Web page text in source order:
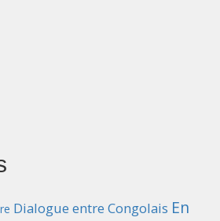
Dialogue entre Congolais En